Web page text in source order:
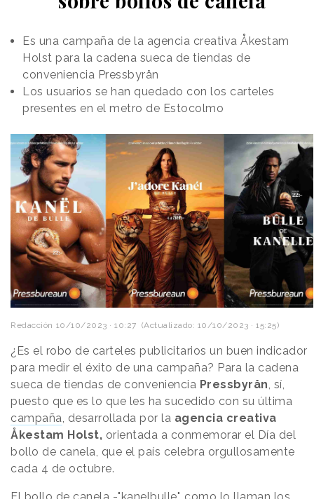
Es una campaña de la agencia creativa Åkestam
Holst para la cadena sueca de tiendas de
conveniencia Pressbyrån
Los usuarios se han quedado con los carteles
presentes en el metro de Estocolmo
Redacción 10/10/2023 · 10:27 (Actualizado: 10/10/2023 · 15:25)
¿Es el robo de carteles publicitarios un buen indicador
para medir el éxito de una campaña? Para la cadena
sueca de tiendas de conveniencia Pressbyrån, sí,
puesto que es lo que les ha sucedido con su última
campaña, desarrollada por la agencia creativa
Åkestam Holst, orientada a conmemorar el Día del
bollo de canela, que el país celebra orgullosamente
cada 4 de octubre.